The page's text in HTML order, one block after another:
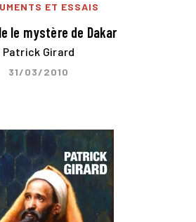
ET ESSAIS
le mystère de Dakar
Patrick Girard
31/03/2010